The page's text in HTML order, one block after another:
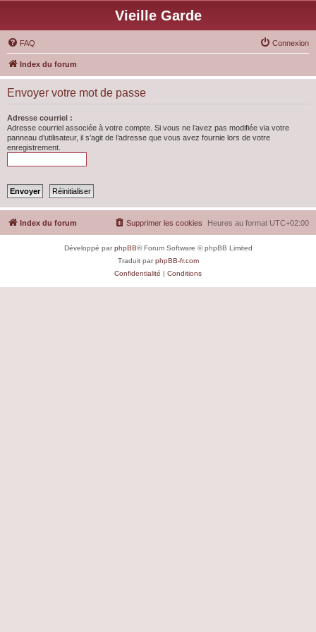
Vieille Garde
FAQ Connexion
Index du forum
Envoyer votre mot de passe
Adresse courriel :
Adresse courriel associée à votre compte. Si vous ne l’avez pas modifiée via votre
panneau d’utilisateur, il s’agit de l’adresse que vous avez fournie lors de votre
enregistrement.
Index du forum Heures au format UTC+02:00
Supprimer les cookies
Développé parphpBB® Forum Software © phpBB Limited
Traduit parphpBB-fr.com
Confidentialité | Conditions